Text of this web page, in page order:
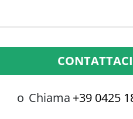
CONTATTACI
o Chiama +39 0425